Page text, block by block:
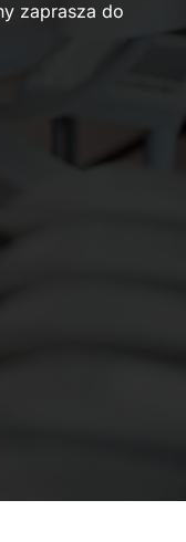
zaprasza do